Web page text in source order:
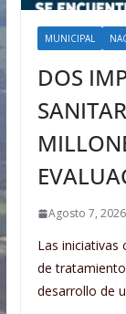
MUNICIPAL
DOS
Agosto 7, 2026
Las iniciativas
de
desarrollo de